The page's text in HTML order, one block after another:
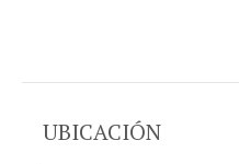
UBICACIÓN